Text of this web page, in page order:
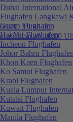
0848 / 19 96 00
erreichbar ab 10:00
Dubai International
Flughafen Langkawi
Guam Flughafen
Hat Yai Flughafen
Incheon Flughafen
Johor Bahru Flughafen
Khon Kaen Flughafen
Ko Samui Flughafen
Krabi Flughafen
Kuala Lumpur
Kutaisi Flughafen
Kuwait Flughafen
Manila Flughafen